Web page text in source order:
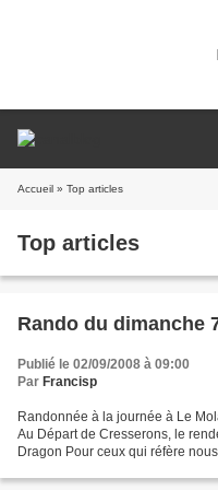
Accueil » Top articles
Top articles
Rando du
Publié le 02/09/2008 à 09:00
Par Francisp
Randonnée à la journée à Le
Au Départ de Cresserons, le
Dragon Pour ceux qui réfère